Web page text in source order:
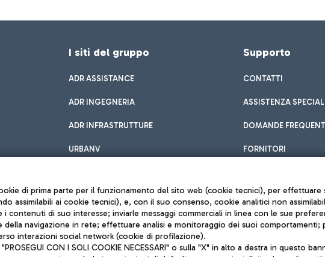
I siti del gruppo
ADR ASSISTANCE
ADR INGEGNERIA
ADR INFRASTRUTTURE
URBANV
Supporto
CONTATTI
ASSISTENZA
DOMANDE FREQUENTI
FORNITORI
Note legali
di prima parte per il funzionamento del sito web (cookie tecnici), per
assimilabili ai cookie tecnici), e, con il suo consenso, cookie analitici non
i contenuti di suo interesse; inviarle messaggi commerciali in linea con le sue
della navigazione in rete; effettuare analisi e monitoraggio dei suoi comportamenti;
interazioni social network (cookie di profilazione).
CON I SOLI COOKIE NECESSARI" o sulla "X" in alto a destra in questo